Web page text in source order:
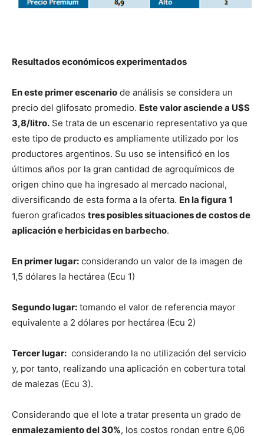
Resultados económicos experimentados
En este primer escenario de análisis se considera un
precio del glifosato promedio. Este valor asciende a U$S
3,8/litro. Se trata de un escenario representativo ya que
este tipo de producto es ampliamente utilizado por los
productores argentinos. Su uso se intensificó en los
últimos años por la gran cantidad de agroquímicos de
origen chino que ha ingresado al mercado nacional,
diversificando de esta forma a la oferta. En la figura 1
fueron graficados tres posibles situaciones de costos de
aplicación e herbicidas en barbecho.
En primer lugar: considerando un valor de la imagen de
1,5 dólares la hectárea (Ecu 1)
Segundo lugar: tomando el valor de referencia mayor
equivalente a 2 dólares por hectárea (Ecu 2)
Tercer lugar: considerando la no utilización del servicio
y, por tanto, realizando una aplicación en cobertura total
de malezas (Ecu 3).
Considerando que el lote a tratar presenta un grado de
enmalezamiento del 30%, los costos rondan entre 6,06